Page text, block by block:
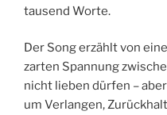
tausend Worte.
Der Song erzählt von
zarten Spannung
nicht lieben dürfen –
um Verlangen,